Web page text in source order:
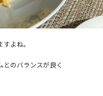
よね。
のバランスが良く